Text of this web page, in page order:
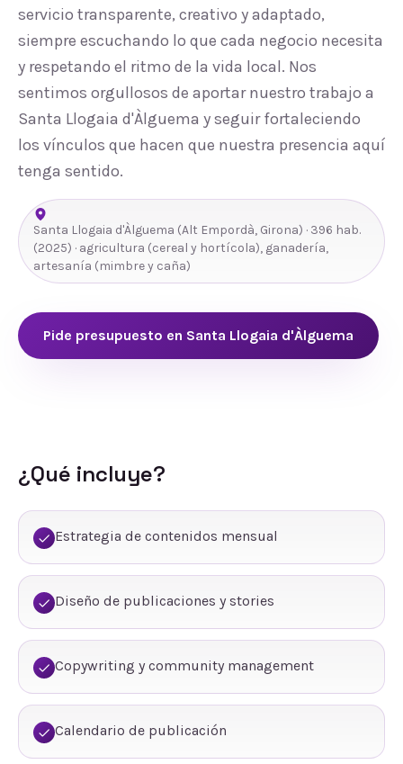
servicio transparente, creativo y adaptado,
siempre escuchando lo que cada negocio necesita
y respetando el ritmo de la vida local. Nos
sentimos orgullosos de aportar nuestro trabajo a
Santa Llogaia d'Àlguema y seguir fortaleciendo
los vínculos que hacen que nuestra presencia aquí
tenga sentido.
Santa Llogaia d'Àlguema (Alt Empordà, Girona) · 396 hab.
(2025) · agricultura (cereal y hortícola), ganadería,
artesanía (mimbre y caña)
Pide presupuesto en Santa Llogaia d'Àlguema
¿Qué incluye?
Estrategia de contenidos mensual
Diseño de publicaciones y stories
Copywriting y community management
Calendario de publicación